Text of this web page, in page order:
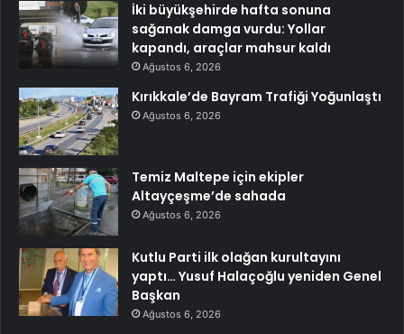
İki büyükşehirde hafta sonuna
sağanak damga vurdu: Yollar
kapandı, araçlar mahsur kaldı
Ağustos 6, 2026
Kırıkkale’de Bayram Trafiği Yoğunlaştı
Ağustos 6, 2026
Temiz Maltepe için ekipler
Altayçeşme’de sahada
Ağustos 6, 2026
Kutlu Parti ilk olağan kurultayını
yaptı… Yusuf Halaçoğlu yeniden Genel
Başkan
Ağustos 6, 2026